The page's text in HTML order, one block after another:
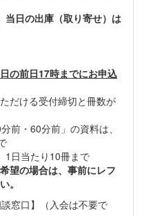
当日の出庫（取り寄せ）は
の前日17時までにお申込
だける受付締切と冊数が
前・60分前」の資料は、
1日当たり10冊まで
望の場合は、事前にレフ
。
窓口】（入会は不要で